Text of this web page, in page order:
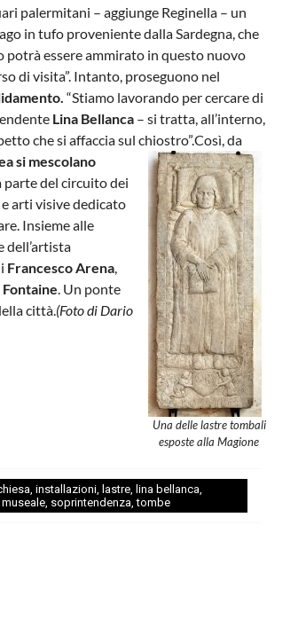
palermitani – aggiunge Reginella – un
in tufo proveniente dalla Sardegna, che
potrà essere ammirato in questo nuovo
di visita”. Intanto, proseguono nel
“Stiamo lavorando per cercare di
Lina Bellanca – si tratta, all’interno,
che si affaccia sul chiostro”.
Una delle lastre tombali
esposte alla Magione
Così, da
si mescolano
parte del circuito dei
arti visive dedicato
Insieme alle
dell’artista
Francesco Arena
. Un ponte
città. (Foto di Dario
,installazioni lastre lina bellanca
soprintendenza ,tombe